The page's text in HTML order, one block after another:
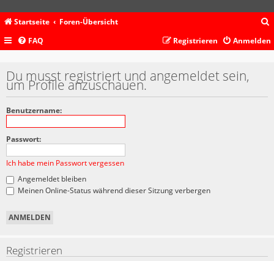
Startseite Foren-Übersicht
c
FAQ Anmelden
Registrieren
Du musst registriert und angemeldet sein,
um Profile anzuschauen.
Benutzername:
Passwort:
Ich habe mein Passwort vergessen
Angemeldet bleiben
Meinen Online-Status während dieser Sitzung verbergen
Registrieren